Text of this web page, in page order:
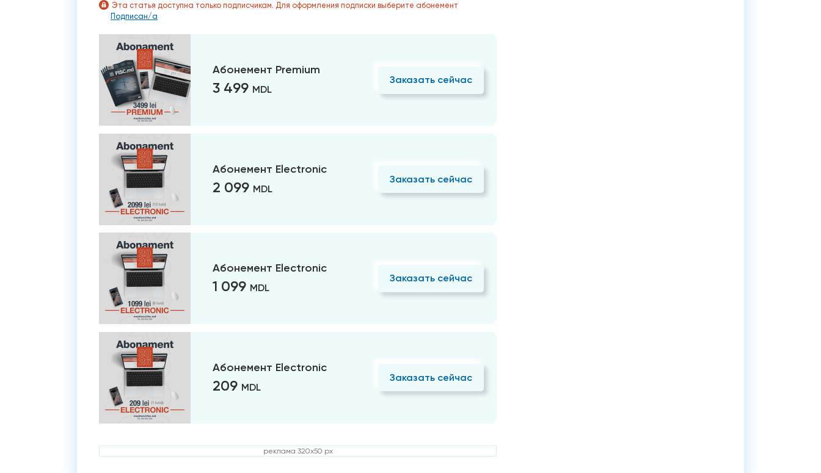
Эта статья доступна только подписчикам. Для оформления подписки выберите абонемент
Подписан/а
Абонемент Premium
3 499 MDL
Заказать сейчас
Абонемент Electronic
2 099 MDL
Заказать сейчас
Абонемент Electronic
1 099 MDL
Заказать сейчас
Абонемент Electronic
209 MDL
Заказать сейчас
реклама 320x50 px